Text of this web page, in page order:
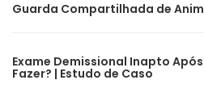
Guarda Compartilhada de
Exame Demissional Inapto
Fazer? | Estudo de Caso